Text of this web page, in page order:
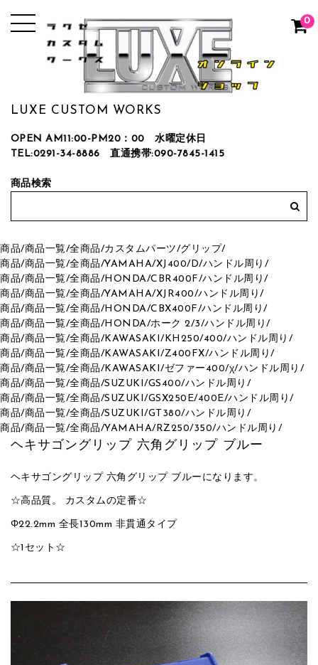
LUXE CUSTOM WORKS
OPEN AM11:00-PM20：00 水曜定休日
TEL:0291-34-8886
直通携帯:090-7845-1415
商品検索
0
商品/商品一覧/全商品/カスタムパーツ/グリップ/
商品/商品一覧/全商品/YAMAHA/XJ400/D/ハンドル周り /
商品/商品一覧/全商品/HONDA/CBR400F/ハンドル周り /
商品/商品一覧/全商品/YAMAHA/XJR400/ハンドル周り /
商品/商品一覧/全商品/HONDA/CBX400F/ハンドル周り /
商品/商品一覧/全商品/HONDA/ホーク 2/3/ハンドル周り /
商品/商品一覧/全商品/KAWASAKI/KH250/400/ハンドル周り /
商品/商品一覧/全商品/KAWASAKI/Z400FX/ハンドル周り /
商品/商品一覧/全商品/KAWASAKI/ゼファー400/χ/ハンドル周り /
商品/商品一覧/全商品/SUZUKI/GS400/ハンドル周り /
商品/商品一覧/全商品/SUZUKI/GSX250E/400E/ハンドル周り /
商品/商品一覧/全商品/SUZUKI/GT380/ハンドル周り /
商品/商品一覧/全商品/YAMAHA/RZ250/350/ハンドル周り /
ヘキサゴングリップ 六角グリップ ブルー
ヘキサゴングリップ 六角グリップ ブルーになります。
☆高品質。 カスタムの定番☆
Φ22.2mm 全長130mm 非貫通タイプ
☆1セット☆